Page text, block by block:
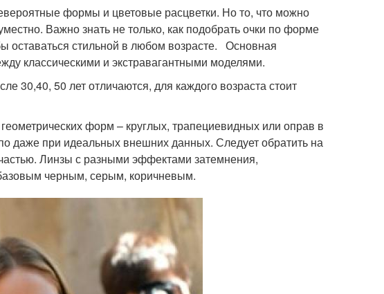
формы и цветовые расцветки. Но то, что можно
Важно знать не только, как подобрать очки по форме
оставаться стильной в любом возрасте. Основная
классическими и экстравагантными моделями.
30,40, 50 лет отличаются, для каждого возраста стоит
форм – круглых, трапециевидных или оправ в
даже при идеальных внешних данных. Следует обратить на
Линзы с разными эффектами затемнения,
черным, серым, коричневым.